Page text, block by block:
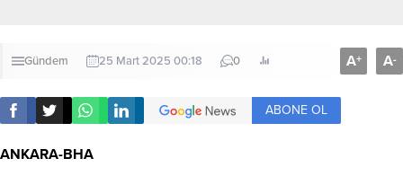
Gündem 25 Mart 2025 00:18 0 A+ A-
ABONE OL
ANKARA-BHA